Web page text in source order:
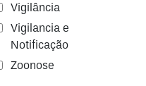
Vigilância
Vigilancia e
Notificação
Zoonose